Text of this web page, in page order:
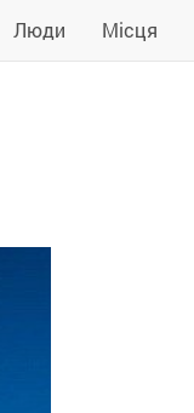
Люди Місця